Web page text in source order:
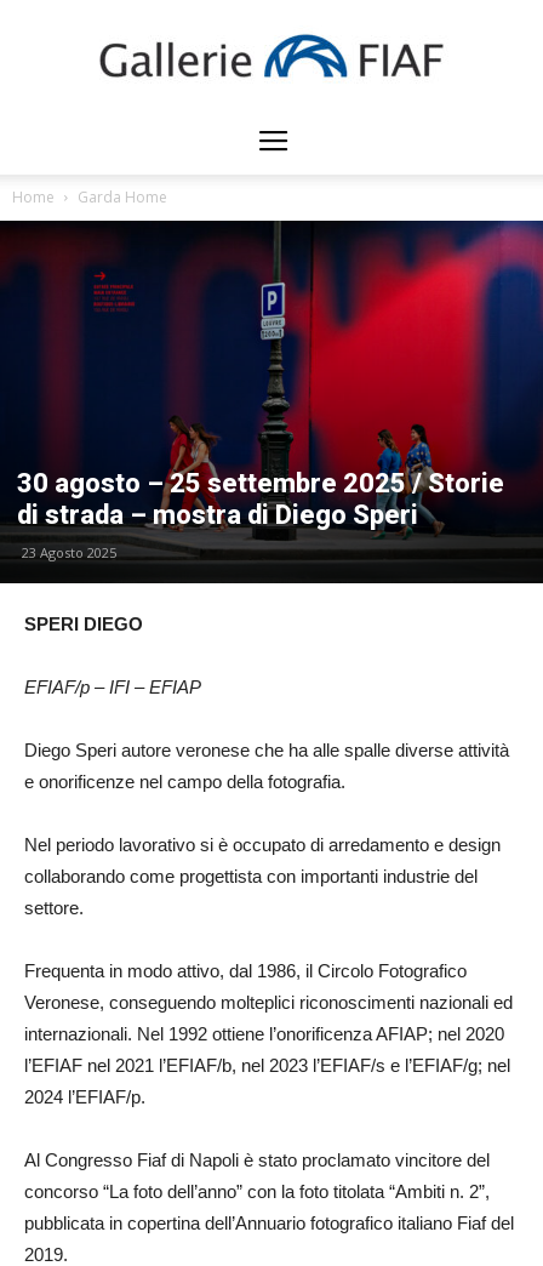
Gallerie
FIAF
Home Garda Home
30 agosto – 25 settembre 2025 / Storie
di strada – mostra di Diego Speri
23 Agosto 2025
SPERI DIEGO
EFIAF/p – IFI – EFIAP
Diego Speri autore veronese che ha alle spalle diverse attività
e onorificenze nel campo della fotografia.
Nel periodo lavorativo si è occupato di arredamento e design
collaborando come progettista con importanti industrie del
settore.
Frequenta in modo attivo, dal 1986, il Circolo Fotografico
Veronese, conseguendo molteplici riconoscimenti nazionali ed
internazionali. Nel 1992 ottiene l’onorificenza AFIAP; nel 2020
l’EFIAF nel 2021 l’EFIAF/b, nel 2023 l’EFIAF/s e l’EFIAF/g; nel
2024 l’EFIAF/p.
Al Congresso Fiaf di Napoli è stato proclamato vincitore del
concorso “La foto dell’anno” con la foto titolata “Ambiti n. 2”,
pubblicata in copertina dell’Annuario fotografico italiano Fiaf del
2019.